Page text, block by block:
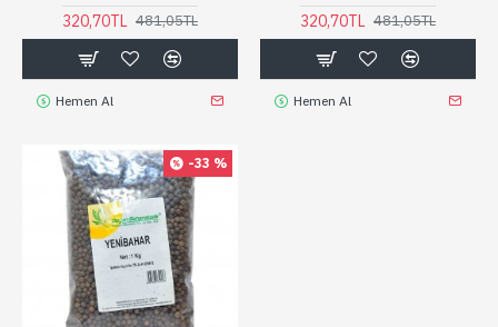
320,70TL 481,05TL
Hemen Al
320,70TL 481,05TL
Hemen Al
-33 %